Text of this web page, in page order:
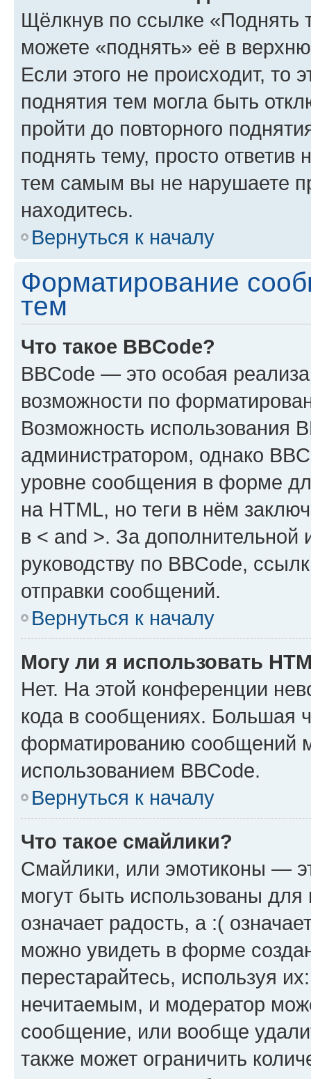
Щёлкнув по ссылке «Поднять
можете «поднять» её в
Если этого не происходит, то
поднятия тем могла быть
пройти до повторного
поднять тему, просто ответив
тем самым вы не нарушаете
находитесь.
Вернуться к началу
Форматирование
тем
Что такое BBCode?
BBCode — это особая
возможности по
Возможность использования
администратором, однако
уровне сообщения в форме
на HTML, но теги в нём
в < and >. За
руководству по BBCode,
отправки сообщений.
Вернуться к началу
Могу ли я использовать
Нет. На этой конференции
кода в сообщениях. Большая
форматированию сообщений
использованием BBCode.
Вернуться к началу
Что такое смайлики?
Смайлики, или эмотиконы —
могут быть использованы
означает радость, а :(
можно увидеть в форме
перестарайтесь, используя
нечитаемым, и модератор
сообщение, или вообще
также может ограничить